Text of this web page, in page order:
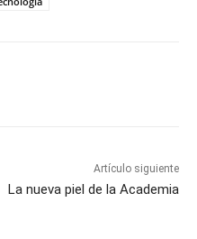
Artículo siguiente
La nueva piel de la Academia